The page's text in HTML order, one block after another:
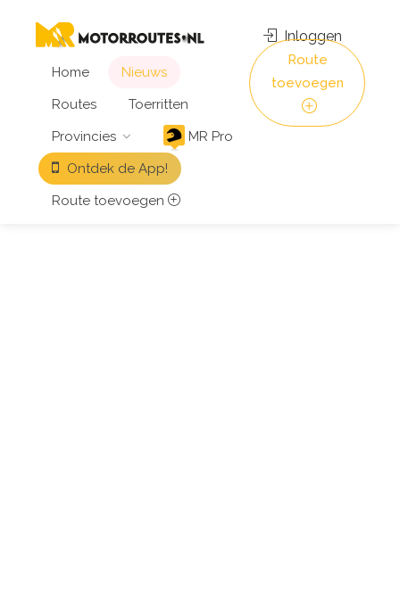
Home
Nieuws
Routes
Toerritten
Provincies
MR Pro
Ontdek de App!
Route toevoegen
Inloggen
Route
toevoegen